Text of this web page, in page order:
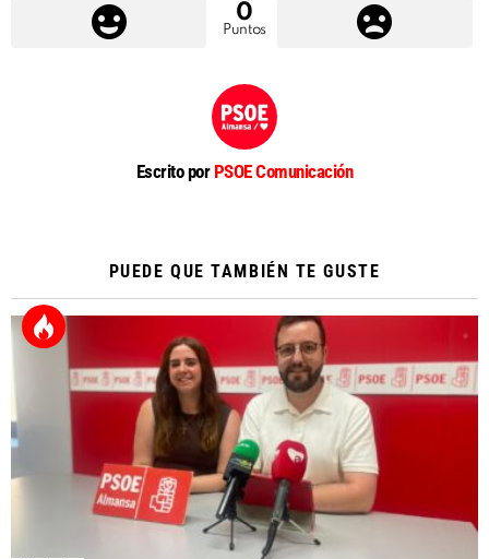
0
Puntos
Escrito por PSOE Comunicación
PUEDE QUE TAMBIÉN TE GUSTE